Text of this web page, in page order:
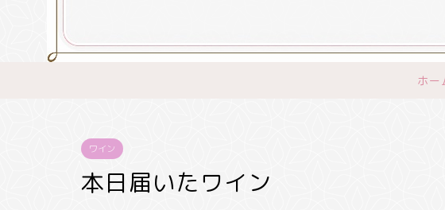
ホー
ワイン
本日届いたワイン